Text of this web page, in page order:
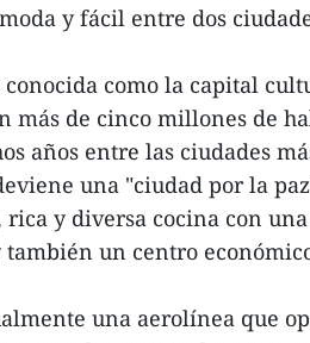
y fácil entre dos
como la capital
más de cinco millones de
años entre las ciudades
una "ciudad por la
y diversa cocina con
un centro
una aerolínea que